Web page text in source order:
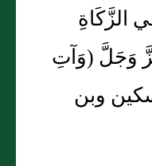
الزَّكَاةِ
وَجَلَّ (وَآتِ
وبن